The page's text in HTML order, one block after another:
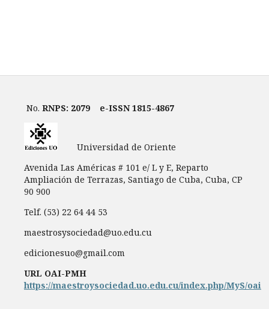
No. RNPS: 2079 e-ISSN 1815-4867
Universidad de Oriente
Avenida Las Américas # 101 e/ L y E, Reparto
Ampliación de Terrazas, Santiago de Cuba, Cuba, CP
90 900
Telf. (53) 22 64 44 53
maestrosysociedad@uo.edu.cu
edicionesuo@gmail.com
URL OAI-PMH
https://maestroysociedad.uo.edu.cu/index.php/MyS/oai